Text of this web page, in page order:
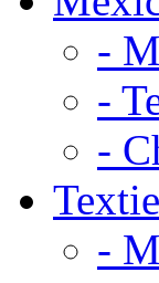
-
-
-
-